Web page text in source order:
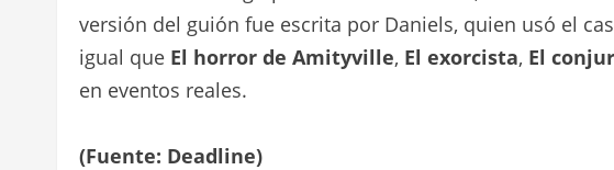
versión del guión fue escrita por Daniels, quien usó el
igual que El horror de Amityville, El exorcista, El
en eventos reales.
(Fuente: Deadline)